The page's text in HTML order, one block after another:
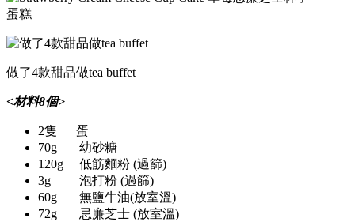
做了4款甜品做tea buffet
<材料8個>
2隻 蛋
70g 幼砂糖
120g 低筋麵粉 (過篩)
3g 泡打粉 (過篩)
60g 無鹽牛油(放室溫)
72g 忌廉芝士 (放室溫)